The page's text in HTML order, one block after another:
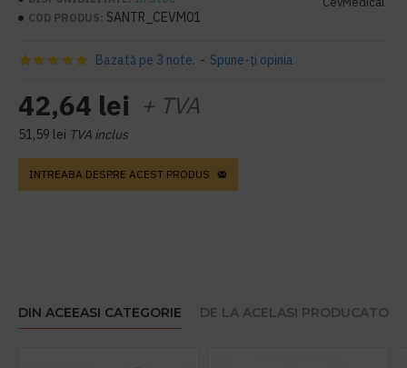
COD PRODUS: SANTR_CEVM01
Bazată pe 3 note. - Spune-ţi opinia
42,64 lei + TVA
51,59 lei TVA inclus
INTREABA DESPRE ACEST PRODUS
DIN ACEEASI CATEGORIE DE LA ACELASI PRODUCATOR